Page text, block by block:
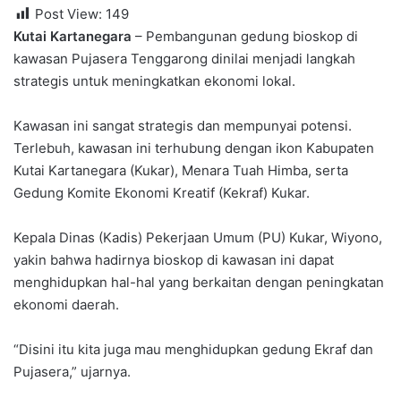
Post View: 149
Kutai Kartanegara – Pembangunan gedung bioskop di
kawasan Pujasera Tenggarong dinilai menjadi langkah
strategis untuk meningkatkan ekonomi lokal.
Kawasan ini sangat strategis dan mempunyai potensi.
Terlebuh, kawasan ini terhubung dengan ikon Kabupaten
Kutai Kartanegara (Kukar), Menara Tuah Himba, serta
Gedung Komite Ekonomi Kreatif (Kekraf) Kukar.
Kepala Dinas (Kadis) Pekerjaan Umum (PU) Kukar, Wiyono,
yakin bahwa hadirnya bioskop di kawasan ini dapat
menghidupkan hal-hal yang berkaitan dengan peningkatan
ekonomi daerah.
“Disini itu kita juga mau menghidupkan gedung Ekraf dan
Pujasera,” ujarnya.